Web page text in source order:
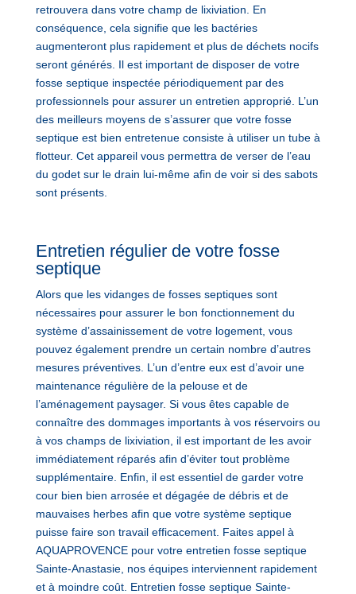
retrouvera dans votre champ de lixiviation. En
conséquence, cela signifie que les bactéries
augmenteront plus rapidement et plus de déchets nocifs
seront générés. Il est important de disposer de votre
fosse septique inspectée périodiquement par des
professionnels pour assurer un entretien approprié. L’un
des meilleurs moyens de s’assurer que votre fosse
septique est bien entretenue consiste à utiliser un tube à
flotteur. Cet appareil vous permettra de verser de l’eau
du godet sur le drain lui-même afin de voir si des sabots
sont présents.
Entretien régulier de votre fosse
septique
Alors que les vidanges de fosses septiques sont
nécessaires pour assurer le bon fonctionnement du
système d’assainissement de votre logement, vous
pouvez également prendre un certain nombre d’autres
mesures préventives. L’un d’entre eux est d’avoir une
maintenance régulière de la pelouse et de
l’aménagement paysager. Si vous êtes capable de
connaître des dommages importants à vos réservoirs ou
à vos champs de lixiviation, il est important de les avoir
immédiatement réparés afin d’éviter tout problème
supplémentaire. Enfin, il est essentiel de garder votre
cour bien bien arrosée et dégagée de débris et de
mauvaises herbes afin que votre système septique
puisse faire son travail efficacement. Faites appel à
AQUAPROVENCE pour votre entretien fosse septique
Sainte-Anastasie, nos équipes interviennent rapidement
et à moindre coût. Entretien fosse septique Sainte-